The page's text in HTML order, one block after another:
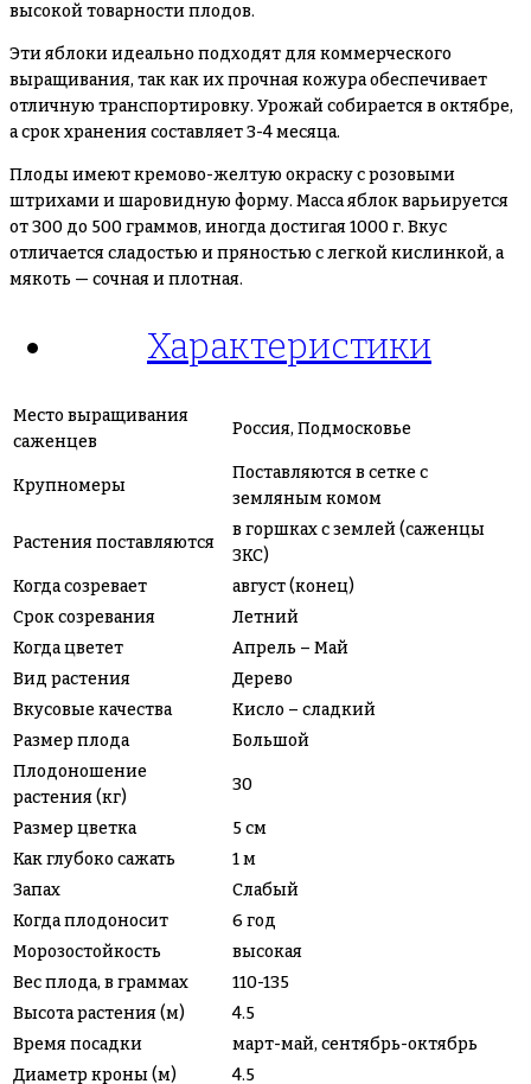
высокой товарности плодов.
Эти яблоки идеально подходят для коммерческого
выращивания, так как их прочная кожура обеспечивает
отличную транспортировку. Урожай собирается в октябре,
а срок хранения составляет 3-4 месяца.
Плоды имеют кремово-желтую окраску с розовыми
штрихами и шаровидную форму. Масса яблок варьируется
от 300 до 500 граммов, иногда достигая 1000 г. Вкус
отличается сладостью и пряностью с легкой кислинкой, а
мякоть — сочная и плотная.
Характеристики
Место выращивания
саженцев
Россия, Подмосковье
Крупномеры
Поставляются в сетке с
земляным комом
Растения поставляются
в горшках с землей (саженцы
ЗКС)
Когда созревает
август (конец)
Срок созревания
Летний
Когда цветет
Апрель – Май
Вид растения
Дерево
Вкусовые качества
Кисло – сладкий
Размер плода
Большой
Плодоношение
растения (кг)
30
Размер цветка
5 см
Как глубоко сажать
1 м
Запах
Слабый
Когда плодоносит
6 год
Морозостойкость
высокая
Вес плода, в граммах
110-135
Высота растения (м)
4.5
Время посадки
март-май, сентябрь-октябрь
Диаметр кроны (м)
4.5